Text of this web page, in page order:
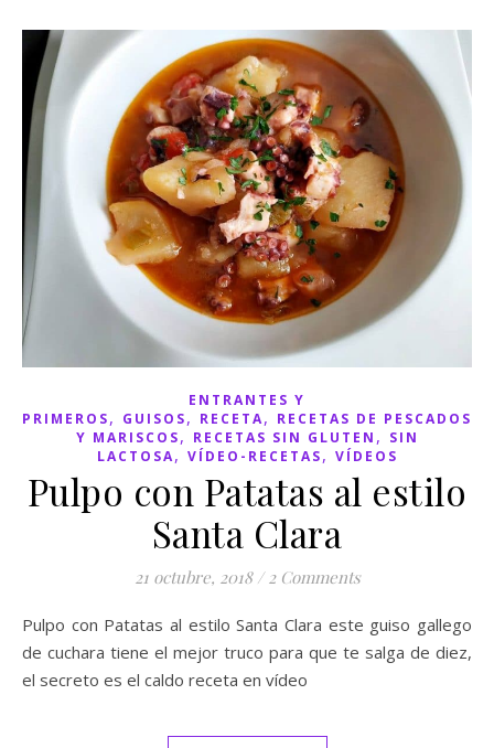
ENTRANTES Y
PRIMEROS, GUISOS, RECETA, RECETAS DE PESCADOS
Y MARISCOS, RECETAS SIN GLUTEN , SIN
LACTOSA, VÍDEO-RECETAS, VÍDEOS
Pulpo con Patatas al estilo
Santa Clara
21 octubre, 2018 / 2 Comments
Pulpo con Patatas al estilo Santa Clara este guiso gallego
de cuchara tiene el mejor truco para que te salga de diez,
el secreto es el caldo receta en vídeo